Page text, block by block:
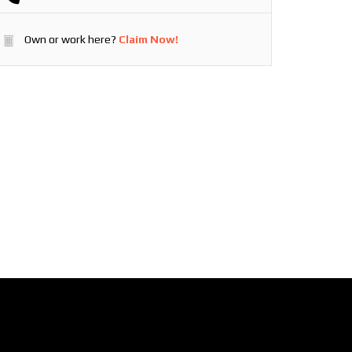
Own or work here? Claim Now!